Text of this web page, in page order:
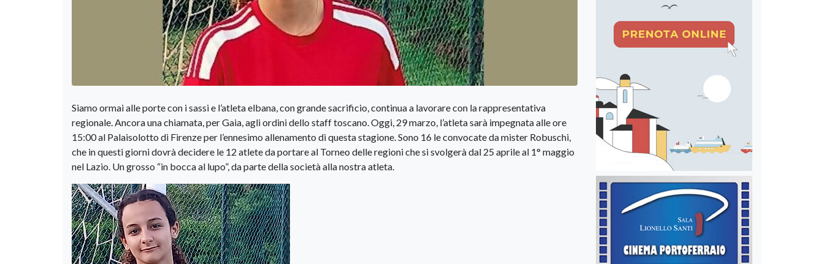
Siamo ormai alle porte con i sassi e l’atleta elbana, con grande sacrificio, continua a lavorare con la rappresentativa
regionale. Ancora una chiamata, per Gaia, agli ordini dello staff toscano. Oggi, 29 marzo, l’atleta sarà impegnata alle ore
15:00 al Palaisolotto di Firenze per l’ennesimo allenamento di questa stagione. Sono 16 le convocate da mister Robuschi,
che in questi giorni dovrà decidere le 12 atlete da portare al Torneo delle regioni che si svolgerà dal 25 aprile al 1° maggio
nel Lazio. Un grosso “in bocca al lupo”, da parte della società alla nostra atleta.